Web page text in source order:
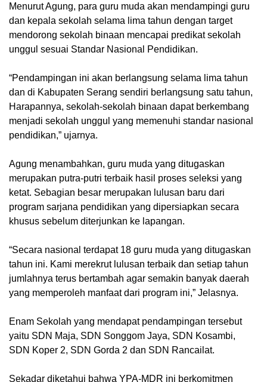
Menurut Agung, para guru muda akan mendampingi guru
dan kepala sekolah selama lima tahun dengan target
mendorong sekolah binaan mencapai predikat sekolah
unggul sesuai Standar Nasional Pendidikan.
“Pendampingan ini akan berlangsung selama lima tahun
dan di Kabupaten Serang sendiri berlangsung satu tahun,
Harapannya, sekolah-sekolah binaan dapat berkembang
menjadi sekolah unggul yang memenuhi standar nasional
pendidikan,” ujarnya.
Agung menambahkan, guru muda yang ditugaskan
merupakan putra-putri terbaik hasil proses seleksi yang
ketat. Sebagian besar merupakan lulusan baru dari
program sarjana pendidikan yang dipersiapkan secara
khusus sebelum diterjunkan ke lapangan.
“Secara nasional terdapat 18 guru muda yang ditugaskan
tahun ini. Kami merekrut lulusan terbaik dan setiap tahun
jumlahnya terus bertambah agar semakin banyak daerah
yang memperoleh manfaat dari program ini,” Jelasnya.
Enam Sekolah yang mendapat pendampingan tersebut
yaitu SDN Maja, SDN Songgom Jaya, SDN Kosambi,
SDN Koper 2, SDN Gorda 2 dan SDN Rancailat.
Sekadar diketahui bahwa YPA-MDR ini berkomitmen